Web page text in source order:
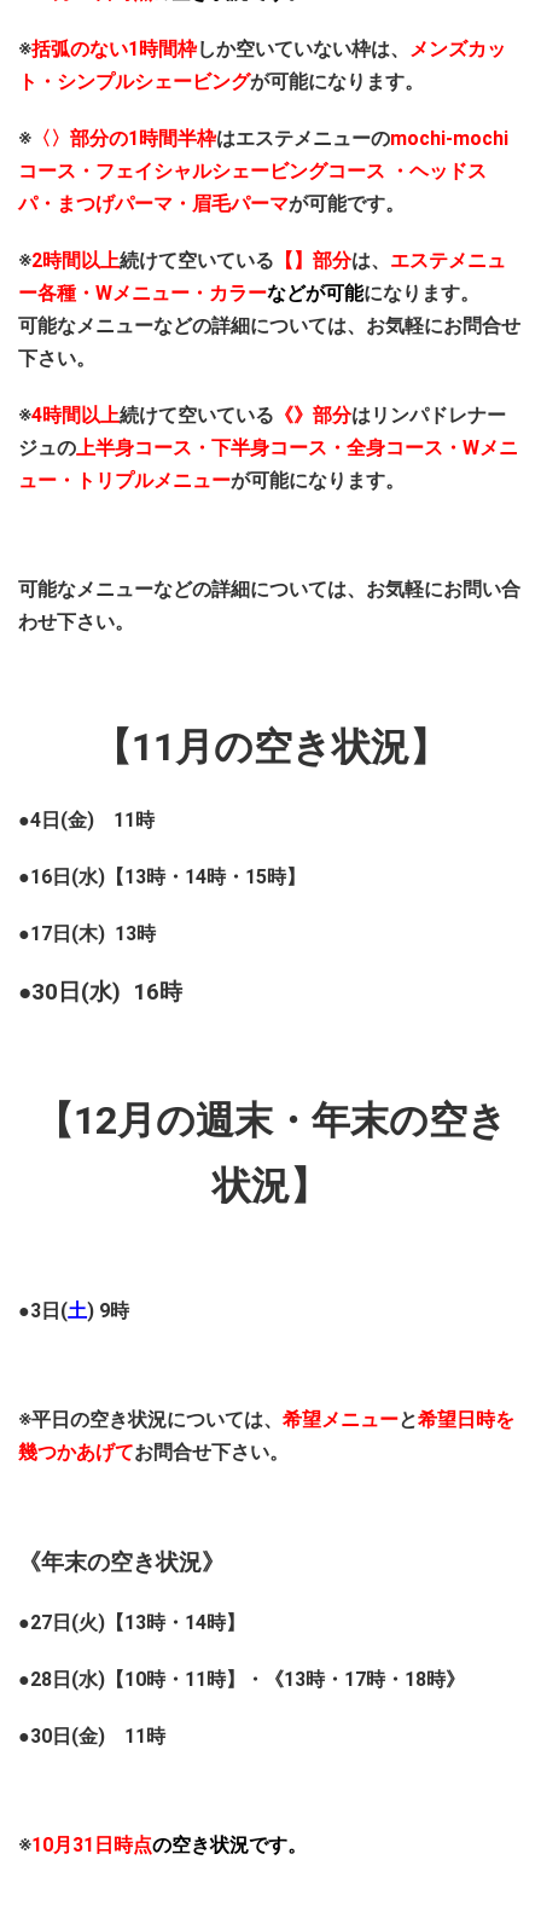
※括弧のない1時間枠しか空いていない枠は、 メンズカッ
ト・シンプルシェービングが可能になります。
※ 〈〉部分の1時間半枠はエステメニューのmochi-mochi
コース・フェイシャルシェービングコース ・ヘッドス
パ・まつげパーマ・眉毛パーマが可能です。
※2時間以上続けて空いている 【】部分は、 エステメニュ
ー各種・Wメニュー・カラーなどが可能になります。
可能なメニューなどの詳細については、お気軽にお問合せ
下さい。
※4時間以上続けて空いている 《》部分はリンパドレナー
ジュの上半身コース・下半身コース・全身コース・Wメニ
ュー・トリプルメニューが可能になります。
可能なメニューなどの詳細については、お気軽にお問い合
わせ下さい。
【11月の空き状況】
●4日(金) 11時
●16日(水)【13時・14時・15時】
●17日(木) 13時
●30日(水) 16時
【12月の週末・年末の空き
状況】
●3日(土) 9時
※平日の空き状況については、 希望メニューと希望日時を
幾つかあげてお問合せ下さい。
《年末の空き状況》
●27日(火)【13時・14時】
●28日(水)【10時・11時】・《13時・17時・18時》
●30日(金) 11時
※10月31日時点の空き状況です。